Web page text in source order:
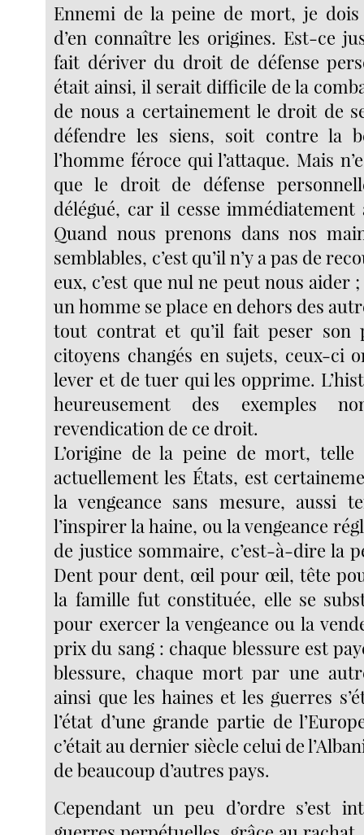
Ennemi de la peine de mort, je dois
d’en connaître les origines. Est-ce
fait dériver du droit de défense
était ainsi, il serait difficile de la
de nous a certainement le droit de
défendre les siens, soit contre la
l’homme féroce qui l’attaque. Mais
que le droit de défense
délégué, car il cesse immédiatement
Quand nous prenons dans nos
semblables, c’est qu’il n’y a pas de
eux, c’est que nul ne peut nous aider
un homme se place en dehors des
tout contrat et qu’il fait peser son
citoyens changés en sujets, ceux-ci
lever et de tuer qui les opprime.
heureusement des exemples
revendication de ce droit.
L’origine de la peine de mort, telle
actuellement les États, est
la vengeance sans mesure, aussi
l’inspirer la haine, ou la vengeance
de justice sommaire, c’est-à-dire la
Dent pour dent, œil pour œil, tête
la famille fut constituée, elle se
pour exercer la vengeance ou la
prix du sang : chaque blessure est
blessure, chaque mort par une
ainsi que les haines et les guerres
l’état d’une grande partie de
c’était au dernier siècle celui de
de beaucoup d’autres pays.
Cependant un peu d’ordre s’est